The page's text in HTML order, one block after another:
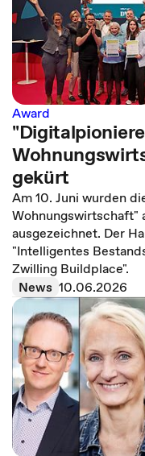
Award
gekürt
Am 10. Juni wurden
Wohnungswirtschaft"
ausgezeichnet. Der
"Intelligentes
Zwilling Buildplace".
News 10.06.2026